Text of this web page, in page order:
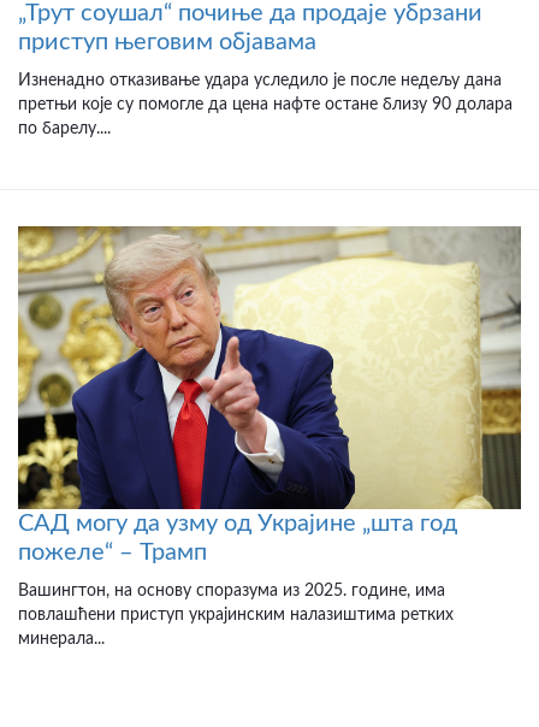
„Трут соушал“ почиње да продаје убрзани
приступ његовим објавама
Изненадно отказивање удара уследило је после недељу дана
претњи које су помогле да цена нафте остане близу 90 долара
по барелу....
САД могу да узму од Украјине „шта год
пожеле“ – Трамп
Вашингтон, на основу споразума из 2025. године, има
повлашћени приступ украјинским налазиштима ретких
минерала...